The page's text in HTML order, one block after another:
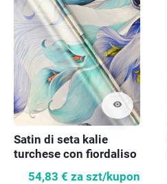
visibility
Satin di seta kalie
turchese con fiordaliso
54,83 € za szt/kupon